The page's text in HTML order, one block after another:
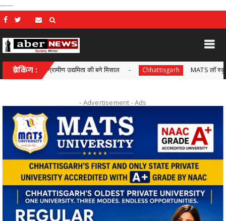
——
ब्रेकिंग :
ग्रामीण उद्यमिता की बने मिसाल Chhattisgarh MATS लॉ स्कूल में 'लाफ्टर
- Advertisement -Ads